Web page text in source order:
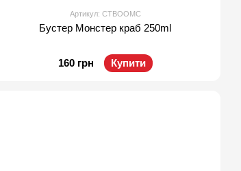
Артикул: CTBOOMC
Бустер Монстер краб 250ml
160 грн Купити